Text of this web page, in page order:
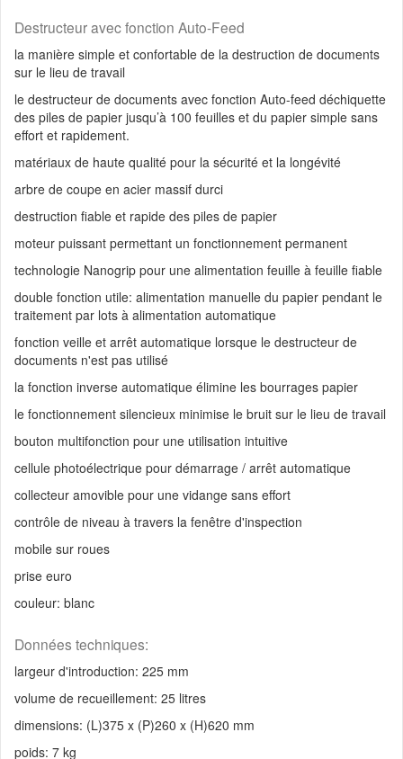
Destructeur avec fonction Auto-Feed
la manière simple et confortable de la destruction de documents
sur le lieu de travail
le destructeur de documents avec fonction Auto-feed déchiquette
des piles de papier jusqu’à 100 feuilles et du papier simple sans
effort et rapidement.
matériaux de haute qualité pour la sécurité et la longévité
arbre de coupe en acier massif durci
destruction fiable et rapide des piles de papier
moteur puissant permettant un fonctionnement permanent
technologie Nanogrip pour une alimentation feuille à feuille fiable
double fonction utile: alimentation manuelle du papier pendant le
traitement par lots à alimentation automatique
fonction veille et arrêt automatique lorsque le destructeur de
documents n'est pas utilisé
la fonction inverse automatique élimine les bourrages papier
le fonctionnement silencieux minimise le bruit sur le lieu de travail
bouton multifonction pour une utilisation intuitive
cellule photoélectrique pour démarrage / arrêt automatique
collecteur amovible pour une vidange sans effort
contrôle de niveau à travers la fenêtre d'inspection
mobile sur roues
prise euro
couleur: blanc
Données techniques:
largeur d'introduction: 225 mm
volume de recueillement: 25 litres
dimensions: (L)375 x (P)260 x (H)620 mm
poids: 7 kg